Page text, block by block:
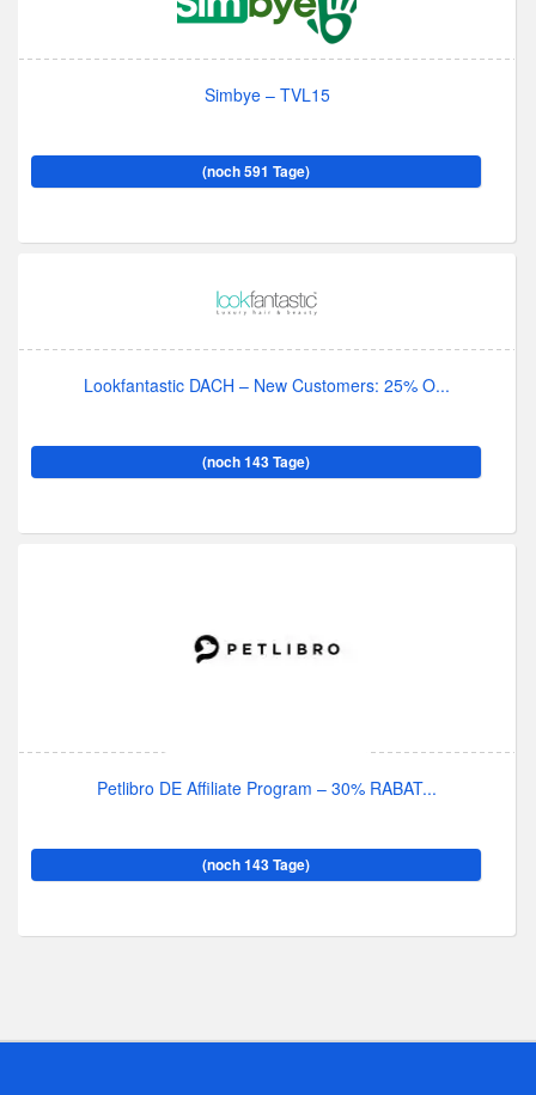
Simbye – TVL15
(noch 591 Tage)
Lookfantastic DACH – New Customers: 25% O...
(noch 143 Tage)
Petlibro DE Affiliate Program – 30% RABAT...
(noch 143 Tage)